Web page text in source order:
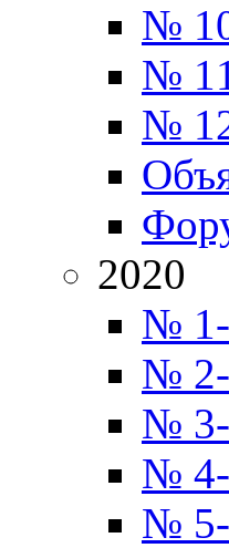
№
№
№
2020
№ 1-
№ 2-
№ 3-
№ 4-
№ 5-